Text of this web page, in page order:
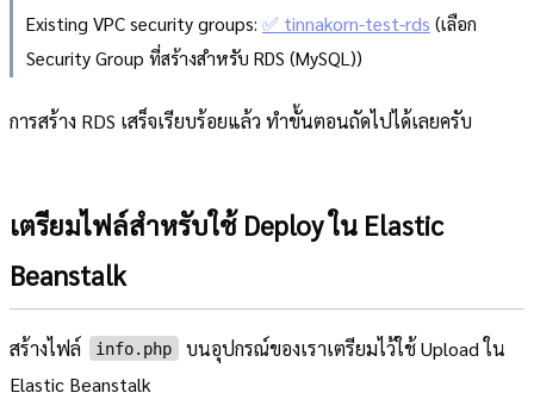
Existing VPC security groups: ✅ tinnakorn-test-rds (เลือก
Security Group ที่สร้างสำหรับ RDS (MySQL))
การสร้าง RDS เสร็จเรียบร้อยแล้ว ทำขั้นตอนถัดไปได้เลยครับ
เตรียมไฟล์สำหรับใช้ Deploy ใน Elastic
Beanstalk
สร้างไฟล์ info.php
บนอุปกรณ์ของเราเตรียมไว้ใช้ Upload ใน
Elastic Beanstalk